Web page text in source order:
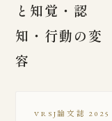
と知覚・認
知・行動の変
容
VRSJ論文誌 2025